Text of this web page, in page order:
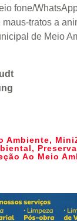
fone/
maus-tratos a
de Meio
Ambiente,
,
Ao Meio